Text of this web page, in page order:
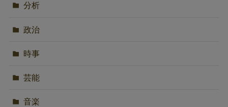
分析
政治
時事
芸能
音楽